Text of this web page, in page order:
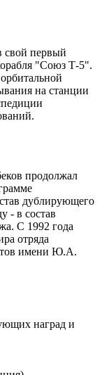
свой первый
"Союз Т-5".
на станции
продолжал
дублирующего
- в состав
С 1992 года
отряда
имени Ю.А.
наград и